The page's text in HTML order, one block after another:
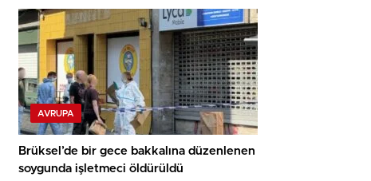
AVRUPA
Brüksel’de bir gece bakkalına düzenlenen
soygunda işletmeci öldürüldü